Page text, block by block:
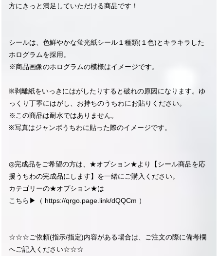
方にきっと満足していただける商品です！
シールは、色鮮やかな蛍光紙シール１種類(１色)とキラキラした
ホログラムを採用。
※商品画像のホログラムの模様はイメージです。
※剥離紙をいっきにはがしたりすると破れの原因になります。ゆ
っくり丁寧にはがし、お持ちのうちわにお貼りください。
※この商品は耐水ではありません。
※写真はジャンボうちわに貼った際のイメージです。
◎完成品をご希望の方は、★オプション★より【シール商品を応
援うちわの完成品にします】を一緒にご購入ください。
カテゴリーの★オプション★は
こちら▶︎（ https://qrgo.page.link/dQQCm ）
☆☆☆ご依頼(指示/指定)内容がある場合は、ご注文の際に備考欄
へご記入ください☆☆☆